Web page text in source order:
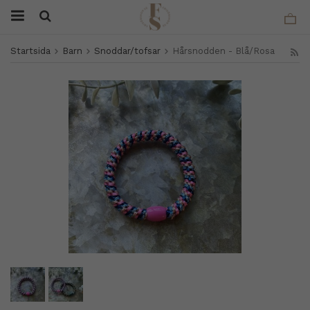
Startsida Barn Snoddar/tofsar Hårsnodden - Blå/Rosa